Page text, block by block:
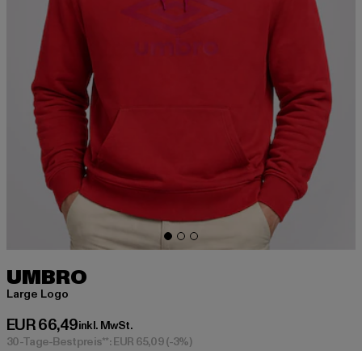
UMBRO
Large Logo
EUR 66,49
Derzeitiger Preis: EUR 66,49
inkl. MwSt.
30-Tage-Bestpreis**: EUR 65,09(-3%)